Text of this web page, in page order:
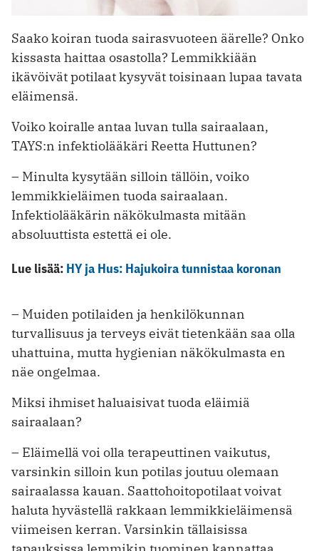
Saako koiran tuoda sairasvuoteen äärelle? Onko
kissasta haittaa osastolla? Lemmikkiään
ikävöivät potilaat kysyvät toisinaan lupaa tavata
eläimensä.
Voiko koiralle antaa luvan tulla sairaalaan,
TAYS:n infektiolääkäri Reetta Huttunen?
– Minulta kysytään silloin tällöin, voiko
lemmikkieläimen tuoda sairaalaan.
Infektiolääkärin näkökulmasta mitään
absoluuttista estettä ei ole.
Lue lisää: HY ja Hus: Hajukoira tunnistaa koronan
– Muiden potilaiden ja henkilökunnan
turvallisuus ja terveys eivät tietenkään saa olla
uhattuina, mutta hygienian näkökulmasta en
näe ongelmaa.
Miksi ihmiset haluaisivat tuoda eläimiä
sairaalaan?
– Eläimellä voi olla terapeuttinen vaikutus,
varsinkin silloin kun potilas joutuu olemaan
sairaalassa kauan. Saattohoitopotilaat voivat
haluta hyvästellä rakkaan lemmikkieläimensä
viimeisen kerran. Varsinkin tällaisissa